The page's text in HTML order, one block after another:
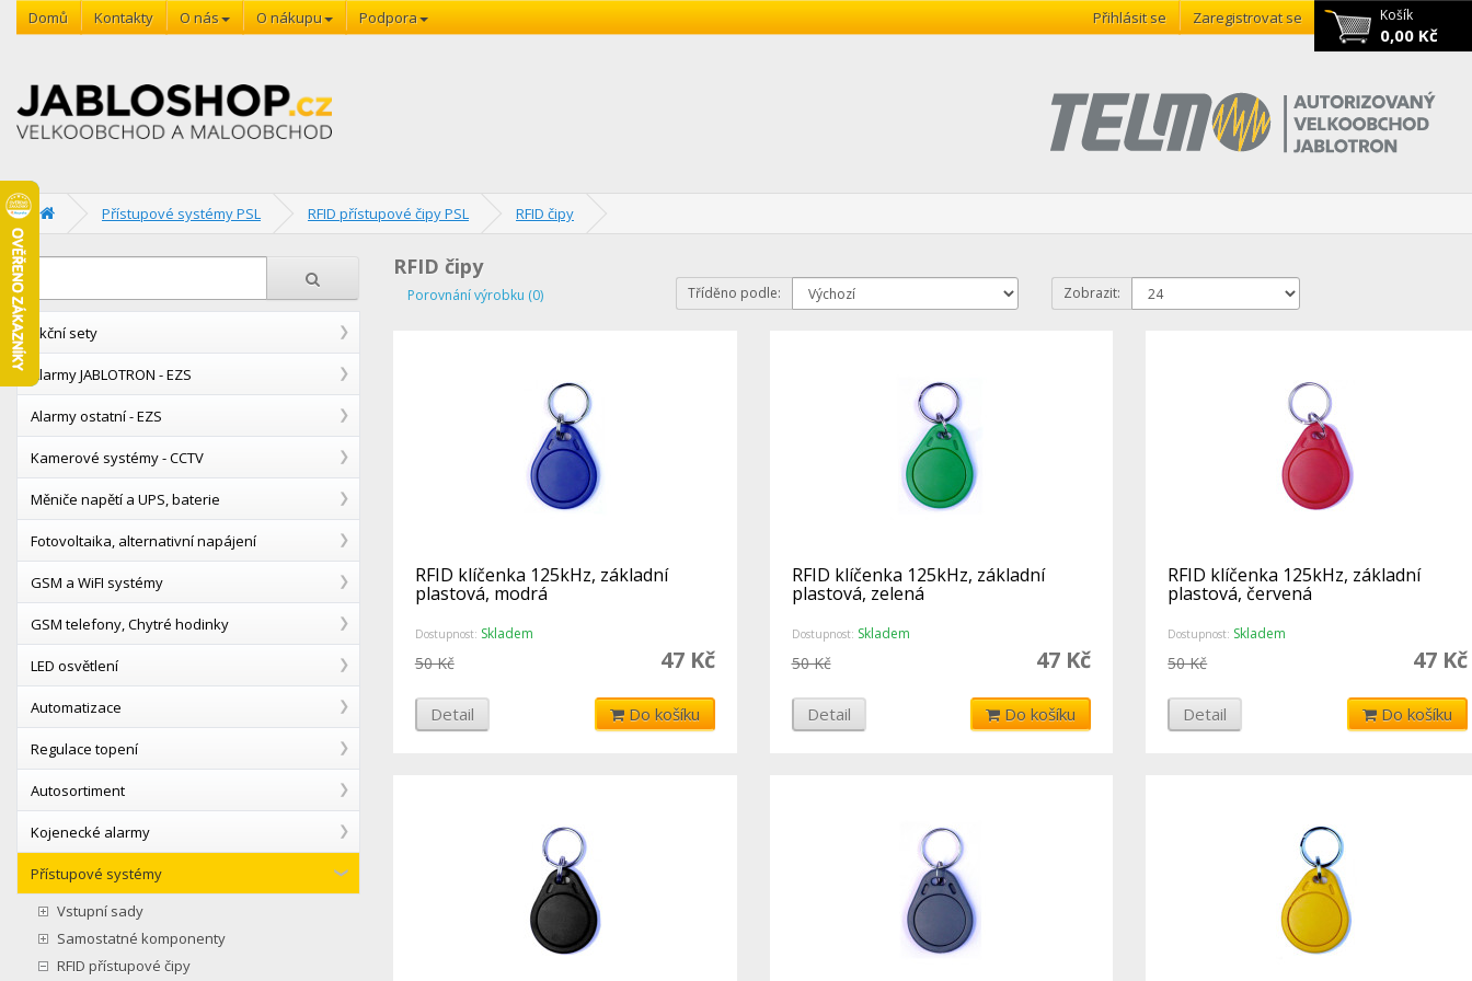
Košík
0,00 Kč
Domů Kontakty O nás O nákupu Podpora Přihlásit se Zaregistrovat se
Přístupové systémy PSL RFID přístupové čipy PSL RFID čipy
Akční sety
Alarmy JABLOTRON - EZS
Alarmy ostatní - EZS
Kamerové systémy - CCTV
Měniče napětí a UPS, baterie
Fotovoltaika, alternativní napájení
GSM a WiFI systémy
GSM telefony, Chytré hodinky
LED osvětlení
Automatizace
Regulace topení
Autosortiment
Kojenecké alarmy
Přístupové systémy
Vstupní sady
Samostatné komponenty
RFID přístupové čipy
RFID čipy
Porovnání výrobku (0) Tříděno podle: Zobrazit:
RFID klíčenka 125kHz, základní
plastová, modrá
Dostupnost: Skladem
47 Kč
50 Kč
Detail Do košíku
RFID klíčenka 125kHz, základní
plastová, zelená
Dostupnost: Skladem
47 Kč
50 Kč
Detail Do košíku
RFID klíčenka 125kHz, základní
plastová, červená
Dostupnost: Skladem
47 Kč
50 Kč
Detail Do košíku